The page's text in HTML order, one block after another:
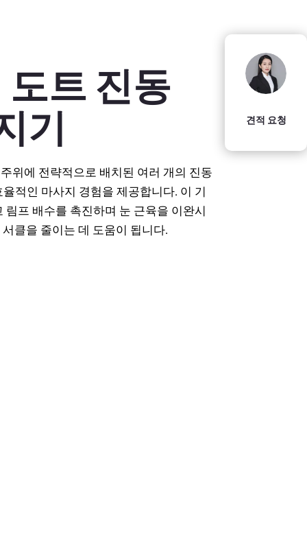
트 진동
기
위에 전략적으로 배치된 여러 개의 진동
적인 마사지 경험을 제공합니다. 이 기
프 배수를 촉진하며 눈 근육을 이완시
클을 줄이는 데 도움이 됩니다.
견적 요청